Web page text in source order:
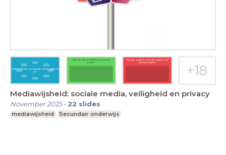
Mediawijsheid: sociale media, veiligheid en privacy
November 2025- 22 slides
mediawijsheid Secundair onderwijs